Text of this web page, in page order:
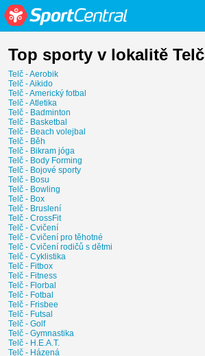
Top sporty v lokalitě Telč
Telč - Aerobik
Telč - Aikido
Telč - Americký fotbal
Telč - Atletika
Telč - Badminton
Telč - Basketbal
Telč - Beach volejbal
Telč - Běh
Telč - Bikram jóga
Telč - Body Forming
Telč - Bojové sporty
Telč - Bosu
Telč - Bowling
Telč - Box
Telč - Bruslení
Telč - CrossFit
Telč - Cvičení
Telč - Cvičení pro těhotné
Telč - Cvičení rodičů s dětmi
Telč - Cyklistika
Telč - Fitbox
Telč - Fitness
Telč - Florbal
Telč - Fotbal
Telč - Frisbee
Telč - Futsal
Telč - Golf
Telč - Gymnastika
Telč - H.E.A.T.
Telč - Házená